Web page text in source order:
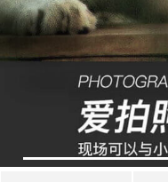
东北虎林
1